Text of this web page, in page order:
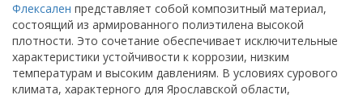
Флексален представляет собой композитный материал,
состоящий из армированного полиэтилена высокой
плотности. Это сочетание обеспечивает исключительные
характеристики устойчивости к коррозии, низким
температурам и высоким давлениям. В условиях сурового
климата, характерного для Ярославской области,